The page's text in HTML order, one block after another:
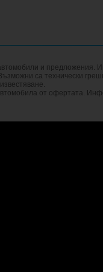
и предложения.
са технически
от офертата.